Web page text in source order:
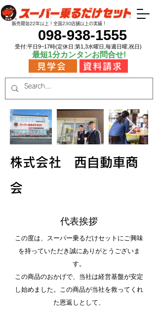
098-938-1555
販売開始22年以上！​全国230店舗以上の実績！
​最短1分カンタンお問合せ!
見学会 資料請求
受付:平日9~17時(定休日:第1,3水曜日,毎週日曜,祝日)
​株式会社 西自動車商
会
​代表挨拶
この度は、スーパー乗るだけセットにご興味
を持っていただき誠にありがとうございま
す。
この商品のおかげで、当社は経営基盤が安定
し始めました。この商品が当社を救ってくれ
た恩返しとして、